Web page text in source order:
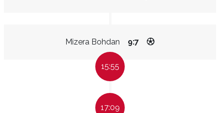
Mizera Bohdan 9:7
15:55
17:09